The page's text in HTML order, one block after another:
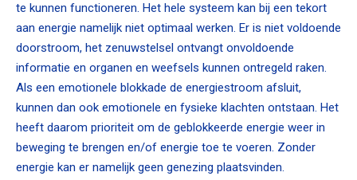
te kunnen functioneren. Het hele systeem kan bij een tekort
aan energie namelijk niet optimaal werken. Er is niet voldoende
doorstroom, het zenuwstelsel ontvangt onvoldoende
informatie en organen en weefsels kunnen ontregeld raken.
Als een emotionele blokkade de energiestroom afsluit,
kunnen dan ook emotionele en fysieke klachten ontstaan. Het
heeft daarom prioriteit om de geblokkeerde energie weer in
beweging te brengen en/of energie toe te voeren. Zonder
energie kan er namelijk geen genezing plaatsvinden.